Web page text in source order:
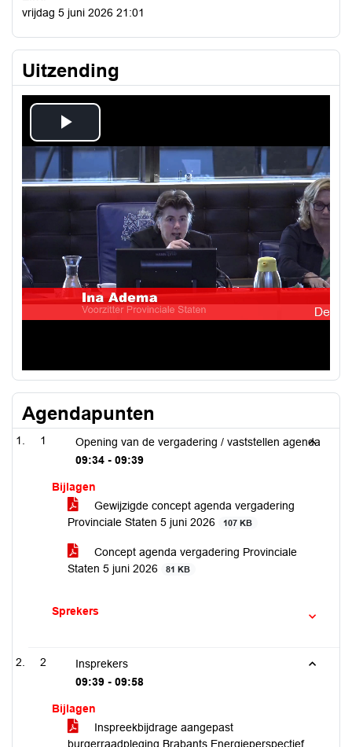
vrijdag 5 juni 2026 21:01
Uitzending
Play
Video
Agendapunten
1
Opening van de vergadering / vaststellen agenda
09:34 - 09:39
Bijlagen
Gewijzigde concept agenda vergadering
Provinciale Staten 5 juni 2026
107 KB
Concept agenda vergadering Provinciale
Staten 5 juni 2026
81 KB
Sprekers
2
Insprekers
09:39 - 09:58
Bijlagen
Inspreekbijdrage aangepast
burgerraadpleging Brabants Energieperspectief